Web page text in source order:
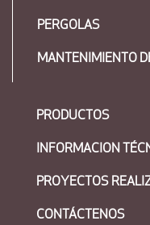
PERGOLAS
MANTENIMIENTO
PRODUCTOS
INFORMACION
PROYECTOS
CONTÁCTENOS